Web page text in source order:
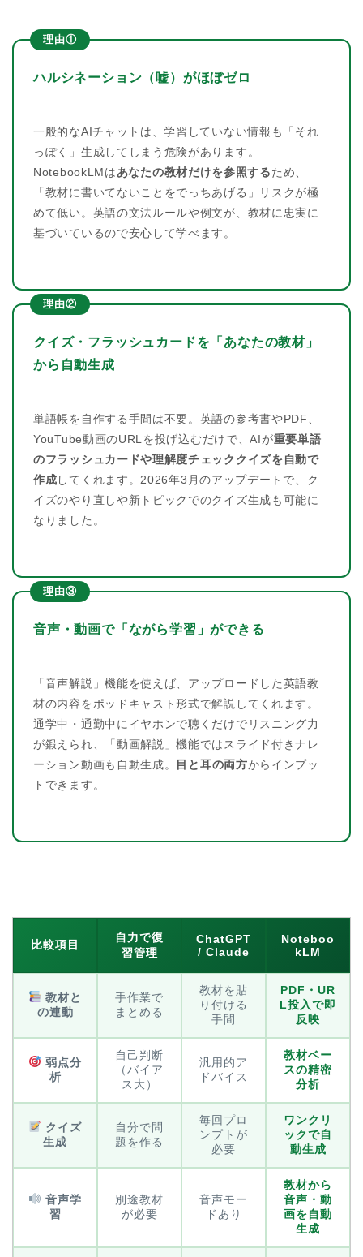
理由①
ハルシネーション（嘘）がほぼゼロ
一般的なAIチャットは、学習していない情報も「それ
っぽく」生成してしまう危険があります。
NotebookLMはあなたの教材だけを参照するため、
「教材に書いてないことをでっちあげる」リスクが極
めて低い。英語の文法ルールや例文が、教材に忠実に
基づいているので安心して学べます。
理由②
クイズ・フラッシュカードを「あなたの教材」
から自動生成
単語帳を自作する手間は不要。英語の参考書やPDF、
YouTube動画のURLを投げ込むだけで、AIが重要単語
のフラッシュカードや理解度チェッククイズを自動で
作成してくれます。2026年3月のアップデートで、ク
イズのやり直しや新トピックでのクイズ生成も可能に
なりました。
理由③
音声・動画で「ながら学習」ができる
「音声解説」機能を使えば、アップロードした英語教
材の内容をポッドキャスト形式で解説してくれます。
通学中・通勤中にイヤホンで聴くだけでリスニング力
が鍛えられ、「動画解説」機能ではスライド付きナレ
ーション動画も自動生成。
目と耳の両方からインプッ
トできます。
比較項目
自力で復
習管理
ChatGPT
/ Claude
Noteboo
kLM
教材と
の連動
手作業で
まとめる
教材を貼
り付ける
手間
PDF・UR
L投入で即
反映
弱点分
析
自己判断
（バイア
ス大）
汎用的ア
ドバイス
教材ベー
スの精密
分析
クイズ
生成
自分で問
題を作る
毎回プロ
ンプトが
必要
ワンクリ
ックで自
動生成
音声学
習
別途教材
が必要
音声モー
ドあり
教材から
音声・動
画を自動
生成